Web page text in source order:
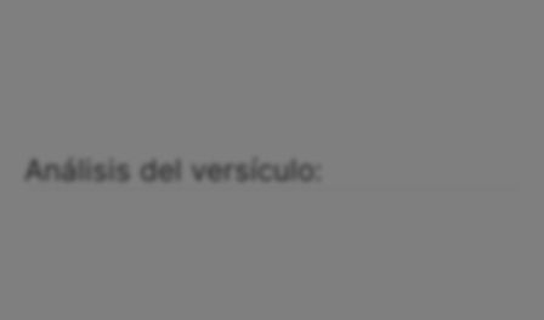
Análisis del versículo: